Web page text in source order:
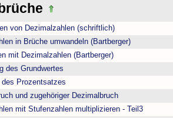
von Dezimalzahlen (schriftlich)
in Brüche umwandeln (Bartberger)
mit Dezimalzahlen (Bartberger)
des Grundwertes
des Prozentsatzes
und zugehöriger Dezimalbruch
mit Stufenzahlen multiplizieren - Teil3